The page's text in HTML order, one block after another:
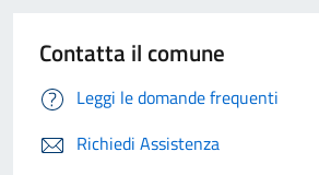
Contatta il comune
Leggi le domande frequenti
Richiedi Assistenza